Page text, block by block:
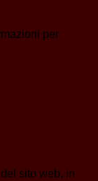
per
sito web, in